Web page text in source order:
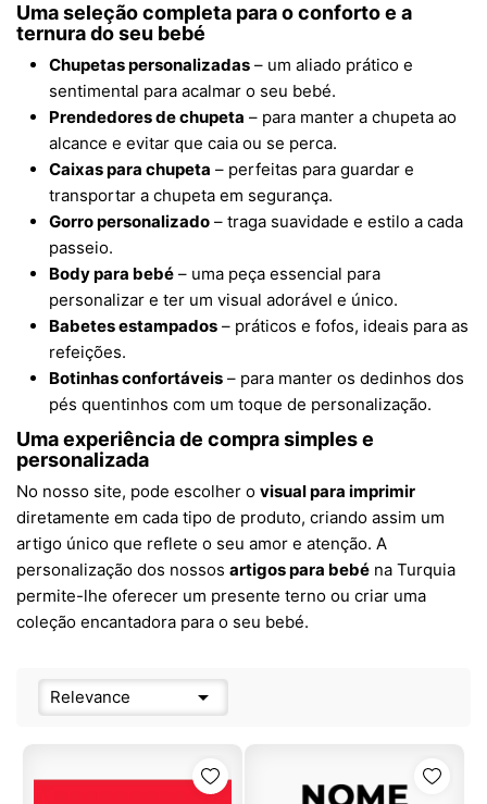
Uma seleção completa para o conforto e a
ternura do seu bebé
Chupetas personalizadas – um aliado prático e
sentimental para acalmar o seu bebé.
Prendedores de chupeta – para manter a chupeta ao
alcance e evitar que caia ou se perca.
Caixas para chupeta – perfeitas para guardar e
transportar a chupeta em segurança.
Gorro personalizado – traga suavidade e estilo a cada
passeio.
Body para bebé – uma peça essencial para
personalizar e ter um visual adorável e único.
Babetes estampados – práticos e fofos, ideais para as
refeições.
Botinhas confortáveis – para manter os dedinhos dos
pés quentinhos com um toque de personalização.
Uma experiência de compra simples e
personalizada
No nosso site, pode escolher o visual para imprimir
diretamente em cada tipo de produto, criando assim um
artigo único que reflete o seu amor e atenção. A
personalização dos nossos artigos para bebé na Turquia
permite-lhe oferecer um presente terno ou criar uma
coleção encantadora para o seu bebé.
Relevance 